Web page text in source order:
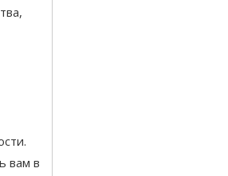
вам в
Jet Busion Dredger